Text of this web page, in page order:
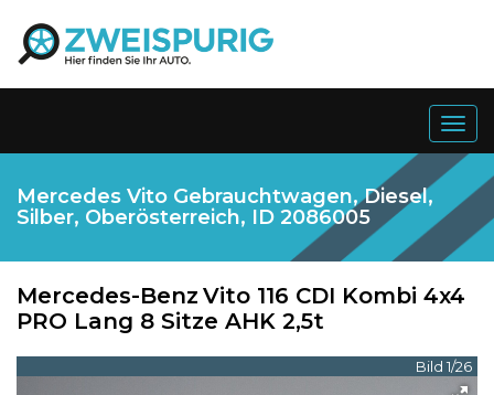
Mercedes Vito Gebrauchtwagen, Diesel,
Silber, Oberösterreich, ID 2086005
Mercedes-Benz Vito 116 CDI Kombi 4x4
PRO Lang 8 Sitze AHK 2,5t
Bild 1/26